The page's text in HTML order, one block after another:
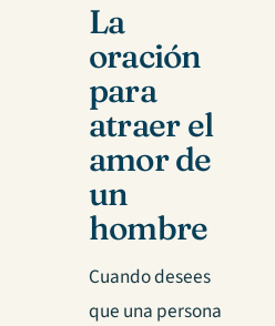
La
oración
para
atraer el
amor de
un
hombre
Cuando desees
que una persona